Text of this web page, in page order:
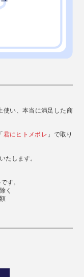
使い、本当に満足した商
君にヒトメボレ 」で取り
たします。
す。
く